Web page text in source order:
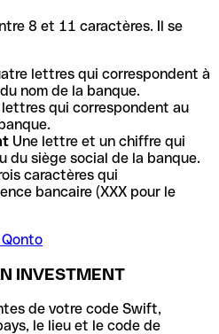
8 et 11 caractères. Il se
lettres qui correspondent à
nom de la banque.
lettres qui correspondent au
Une lettre et un chiffre qui
du siège social de la banque.
caractères qui
bancaire (XXX pour le
INVESTMENT
de votre code Swift,
le lieu et le code de